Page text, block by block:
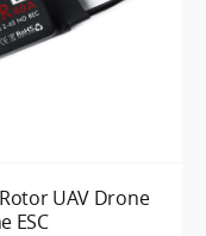
UAV Drone
ESC